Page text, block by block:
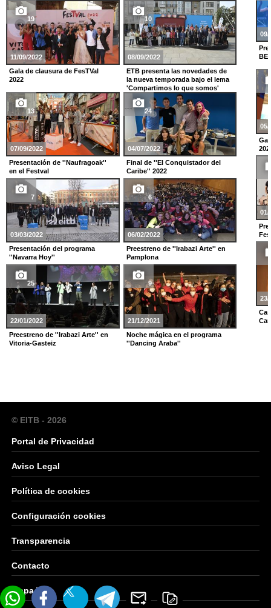
19
11/09/2022
Gala de clausura de FesTVal
2022
10
08/09/2022
ETB presenta las novedades de
la nueva temporada bajo el lema
'Compartimos lo que somos'
13
07/09/2022
Presentación de ''Naufragoak''
en el Festval
24
04/07/2022
Final de ''El Conquistador del
Caribe'' 2022
7
03/03/2022
Presentación del programa
''Navarra Hoy''
6
06/02/2022
Preestreno de ''Irabazi Arte'' en
Pamplona
25
22/01/2022
Preestreno de ''Irabazi Arte'' en
Vitoria-Gasteiz
9
21/12/2021
Noche mágica en el programa
''Dancing Araba''
09/
05/
01/
23/
© EITB - 2026
Portal de Privacidad
Aviso Legal
Política de cookies
Configuración cookies
Transparencia
Contacto
Mapa Web